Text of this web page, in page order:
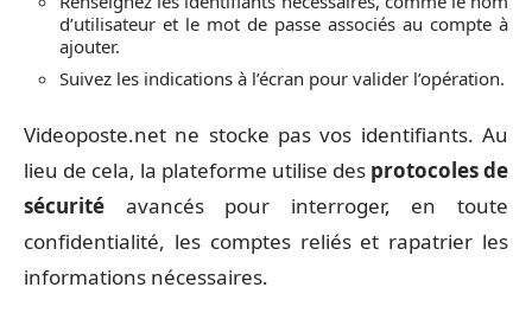
d’utilisateur et le mot de passe associés au compte à
ajouter.
Suivez les indications à l’écran pour valider l’opération.
Videoposte.net ne stocke pas vos identifiants. Au
lieu de cela, la plateforme utilise des protocoles de
sécurité avancés pour interroger, en toute
confidentialité, les comptes reliés et rapatrier les
informations nécessaires.